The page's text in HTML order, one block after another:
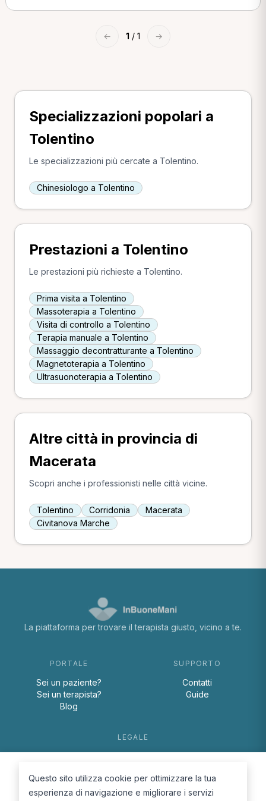
← 1 / 1 →
Specializzazioni popolari a
Tolentino
Le specializzazioni più cercate a Tolentino.
Chinesiologo a Tolentino
Prestazioni a Tolentino
Le prestazioni più richieste a Tolentino.
Prima visita a Tolentino
Massoterapia a Tolentino
Visita di controllo a Tolentino
Terapia manuale a Tolentino
Massaggio decontratturante a Tolentino
Magnetoterapia a Tolentino
Ultrasuonoterapia a Tolentino
Altre città in provincia di
Macerata
Scopri anche i professionisti nelle città vicine.
Tolentino Corridonia
Macerata
Civitanova Marche
La piattaforma per trovare il terapista giusto, vicino a te.
PORTALE
Sei un paziente?
Sei un terapista?
Blog
SUPPORTO
Contatti
Guide
LEGALE
Cookie Policy
Questo sito utilizza cookie per ottimizzare la tua
esperienza di navigazione e migliorare i servizi